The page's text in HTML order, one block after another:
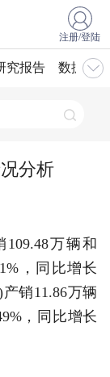
注册/登陆
究报告 数据库
分析
万辆和
，同比增长
销11.86万辆
，同比增长